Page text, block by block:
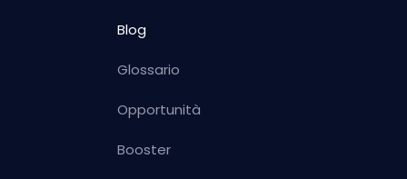
Blog
Glossario
Opportunità
Booster